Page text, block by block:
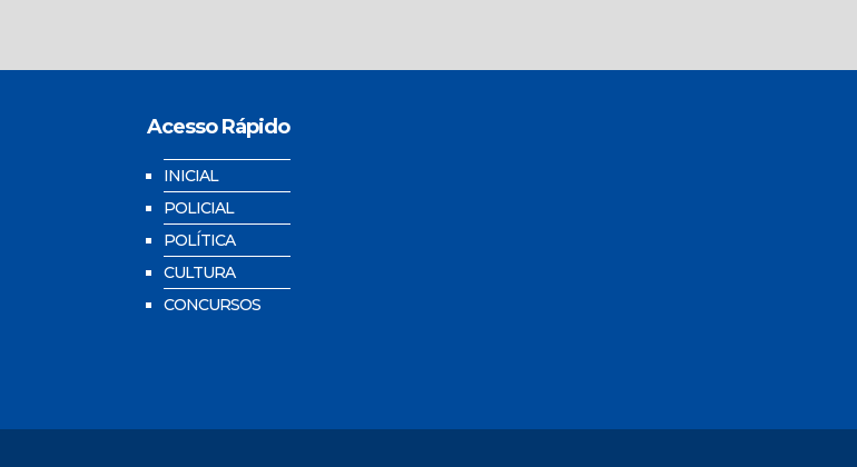
Acesso Rápido
INICIAL
POLICIAL
POLÍTICA
CULTURA
CONCURSOS